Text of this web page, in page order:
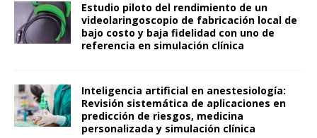
Estudio piloto del rendimiento de un
videolaringoscopio de fabricación local de
bajo costo y baja fidelidad con uno de
referencia en simulación clínica
Inteligencia artificial en anestesiología:
Revisión sistemática de aplicaciones en
predicción de riesgos, medicina
personalizada y simulación clínica